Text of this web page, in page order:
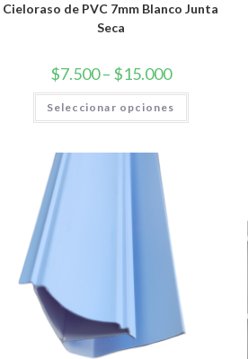
Cieloraso de PVC 7mm Blanco Junta
Seca
$7.500– $15.000
Seleccionar opciones